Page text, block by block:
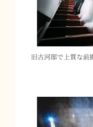
旧古河邸で上質な前